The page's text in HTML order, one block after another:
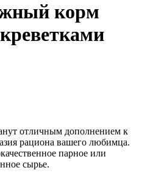
корм
отличным дополнением к
рациона вашего любимца.
парное или
сырье.